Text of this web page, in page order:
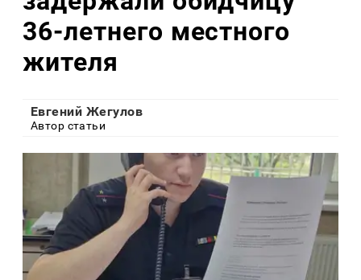
36-летнего местного
жителя
Евгений Жегулов
Автор статьи